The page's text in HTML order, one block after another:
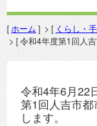
[ ホーム ] > [ くらし・
> [ 令和4年度第1回人
令和4年6月22
第1回人吉市
します。